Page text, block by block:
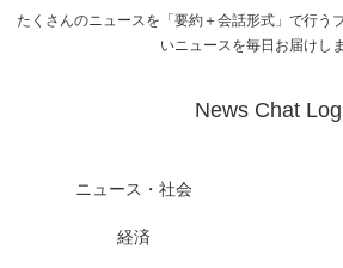
たくさんのニュースを「要約＋会話形式」で行う
いニュースを毎日お届けしま
News Chat Log
ニュース・社会
経済